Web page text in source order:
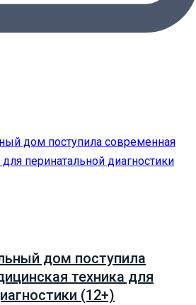
дом поступила
техника для
(12+)